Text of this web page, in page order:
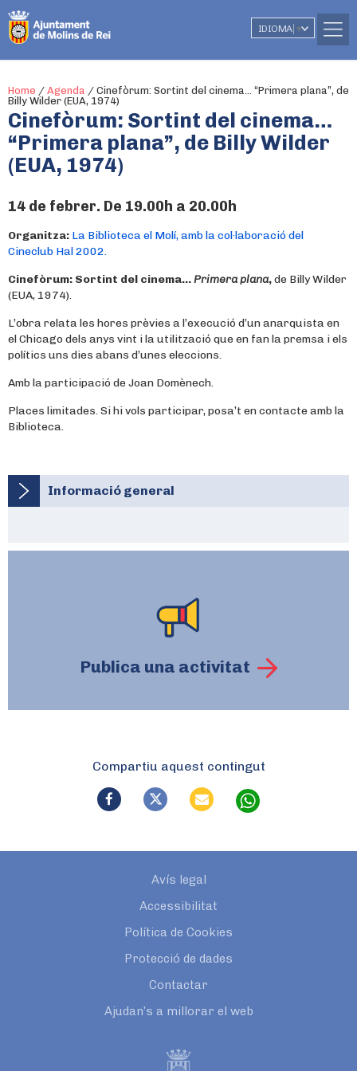
IDIOMA ▼
Home / Agenda / Cinefòrum: Sortint del cinema… “Primera plana”, de
Billy Wilder (EUA, 1974)
Cinefòrum: Sortint del cinema…
“Primera plana”, de Billy Wilder
(EUA, 1974)
14 de febrer. De 19.00h a 20.00h
Organitza: La Biblioteca el Molí, amb la col·laboració del
Cineclub Hal 2002.
Cinefòrum: Sortint del cinema…Primera plana,de Billy Wilder
(EUA, 1974).
L’obra relata les hores prèvies a l’execució d’un anarquista en
el Chicago dels anys vint i la utilització que en fan la premsa i els
polítics uns dies abans d’unes eleccions.
Amb la participació de Joan Domènech.
Places limitades. Si hi vols participar, posa’t en contacte amb la
Biblioteca.
Informació general
Publica una activitat
Compartiu aquest contingut
Avís legal
Accessibilitat
Política de Cookies
Protecció de dades
Contactar
Ajudan’s a millorar el web